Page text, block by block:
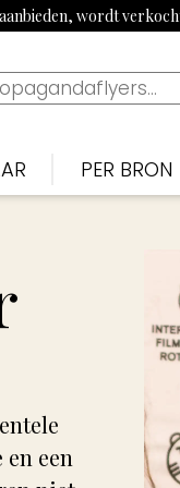
wordt
PER BRON
Nieuwe
Vrijheid,
een